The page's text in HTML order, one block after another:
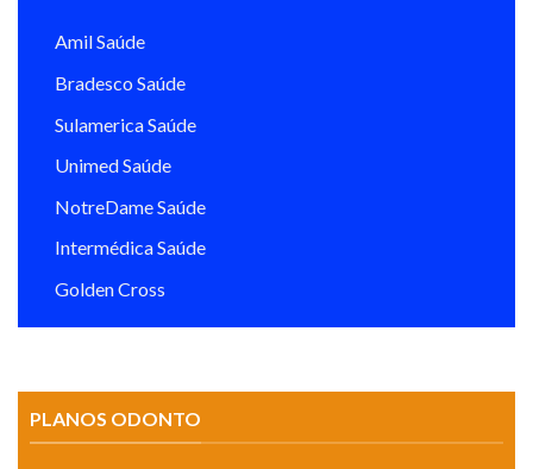
Amil Saúde
Bradesco Saúde
Sulamerica Saúde
Unimed Saúde
NotreDame Saúde
Intermédica Saúde
Golden Cross
PLANOS ODONTO